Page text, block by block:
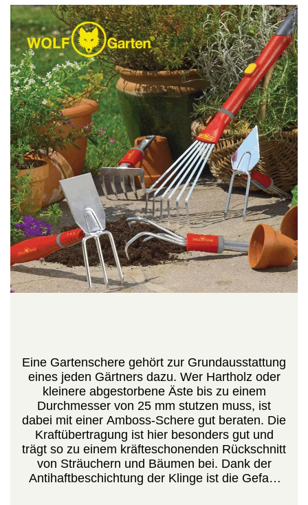
Eine Gartenschere gehört zur Grundausstattung
eines jeden Gärtners dazu. Wer Hartholz oder
kleinere abgestorbene Äste bis zu einem
Durchmesser von 25 mm stutzen muss, ist
dabei mit einer Amboss-Schere gut beraten. Die
Kraftübertragung ist hier besonders gut und
trägt so zu einem kräfteschonenden Rückschnitt
von Sträuchern und Bäumen bei. Dank der
Antihaftbeschichtung der Klinge ist die Gefahr